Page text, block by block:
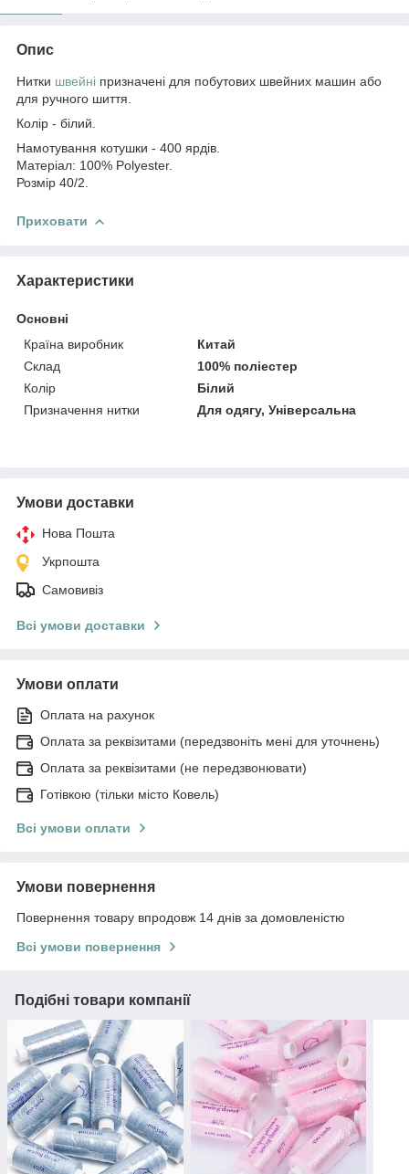
Опис
Нитки швейні призначені для побутових швейних машин або
для ручного шиття.
Колір - білий.
Намотування котушки - 400 ярдів.
Матеріал: 100% Polyester.
Розмір 40/2.
Приховати
Характеристики
Основні
Країна виробник
Китай
Склад
100% поліестер
Колір
Білий
Призначення нитки
Для одягу, Універсальна
Умови доставки
Нова Пошта
Укрпошта
Самовивіз
Всі умови доставки
Умови оплати
Оплата на рахунок
Оплата за реквізитами (передзвоніть мені для уточнень)
Оплата за реквізитами (не передзвонювати)
Готівкою (тільки місто Ковель)
Всі умови оплати
Умови повернення
Повернення товару впродовж 14 днів за домовленістю
Всі умови повернення
Подібні товари компанії